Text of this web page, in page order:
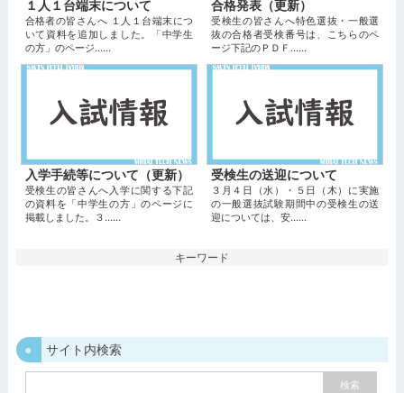
１人１台端末について
合格者の皆さんへ １人１台端末につ
いて資料を追加しました。「中学生
の方」のページ...…
合格発表（更新）
受検生の皆さんへ特色選抜・一般選
抜の合格者受検番号は、こちらのペ
ージ下記のＰＤＦ...…
入学手続等について（更新）
受検生の皆さんへ入学に関する下記
の資料を「中学生の方」のページに
掲載しました。３...…
受検生の送迎について
３月４日（水）・５日（木）に実施
の一般選抜試験期間中の受検生の送
迎については、安...…
キーワード
サイト内検索